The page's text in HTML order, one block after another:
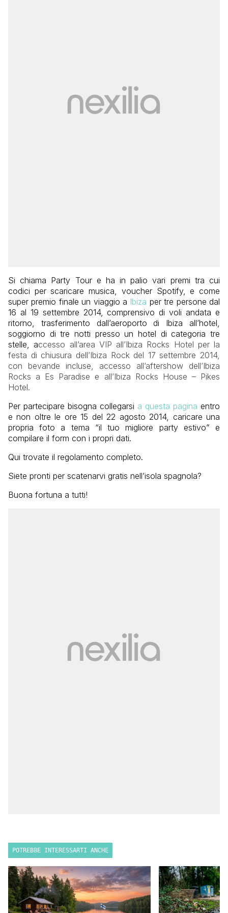
Si chiama Party Tour e ha in palio vari premi tra cui
codici per scaricare musica, voucher Spotify, e come
super premio finale un viaggio a Ibiza per tre persone dal
16 al 19 settembre 2014, comprensivo di voli andata e
ritorno, trasferimento dall’aeroporto di Ibiza all’hotel,
soggiorno di tre notti presso un hotel di categoria tre
stelle, accesso all’area VIP all’Ibiza Rocks Hotel per la
festa di chiusura dell’Ibiza Rock del 17 settembre 2014,
con bevande incluse, accesso all’aftershow dell’Ibiza
Rocks a Es Paradise e all’Ibiza Rocks House – Pikes
Hotel.
Per partecipare bisogna collegarsi a questa pagina entro
e non oltre le ore 15 del 22 agosto 2014, caricare una
propria foto a tema “il tuo migliore party estivo” e
compilare il form con i propri dati.
Qui trovate il regolamento completo.
Siete pronti per scatenarvi gratis nell’isola spagnola?
Buona fortuna a tutti!
POTREBBE INTERESSARTI ANCHE